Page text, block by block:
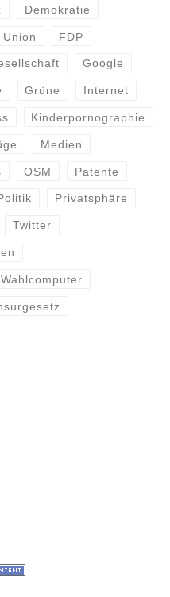
Demokratie
FDP
Google
Grüne Internet
Kinderpornographie
Medien
OSM Patente
Privatsphäre
Twitter
Wahlcomputer